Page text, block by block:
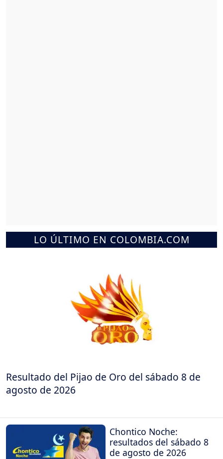
LO ÚLTIMO EN COLOMBIA.COM
Resultado del Pijao de Oro del sábado 8 de
agosto de 2026
Chontico Noche:
resultados del sábado 8
de agosto de 2026